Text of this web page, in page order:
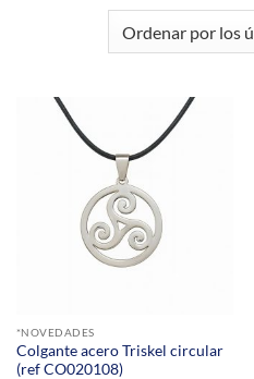
*NOVEDADES
Colgante acero Triskel circular
(ref CO020108)